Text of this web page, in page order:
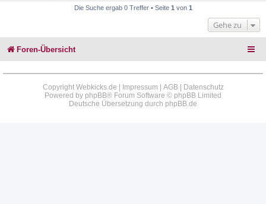
Die Suche ergab 0 Treffer • Seite 1 von 1
Gehe zu
Foren-Übersicht
Copyright Webkicks.de | Impressum AGB|
Datenschutz
Powered by phpBB® Forum Software © phpBB Limited
Deutsche Übersetzung durch phpBB.de